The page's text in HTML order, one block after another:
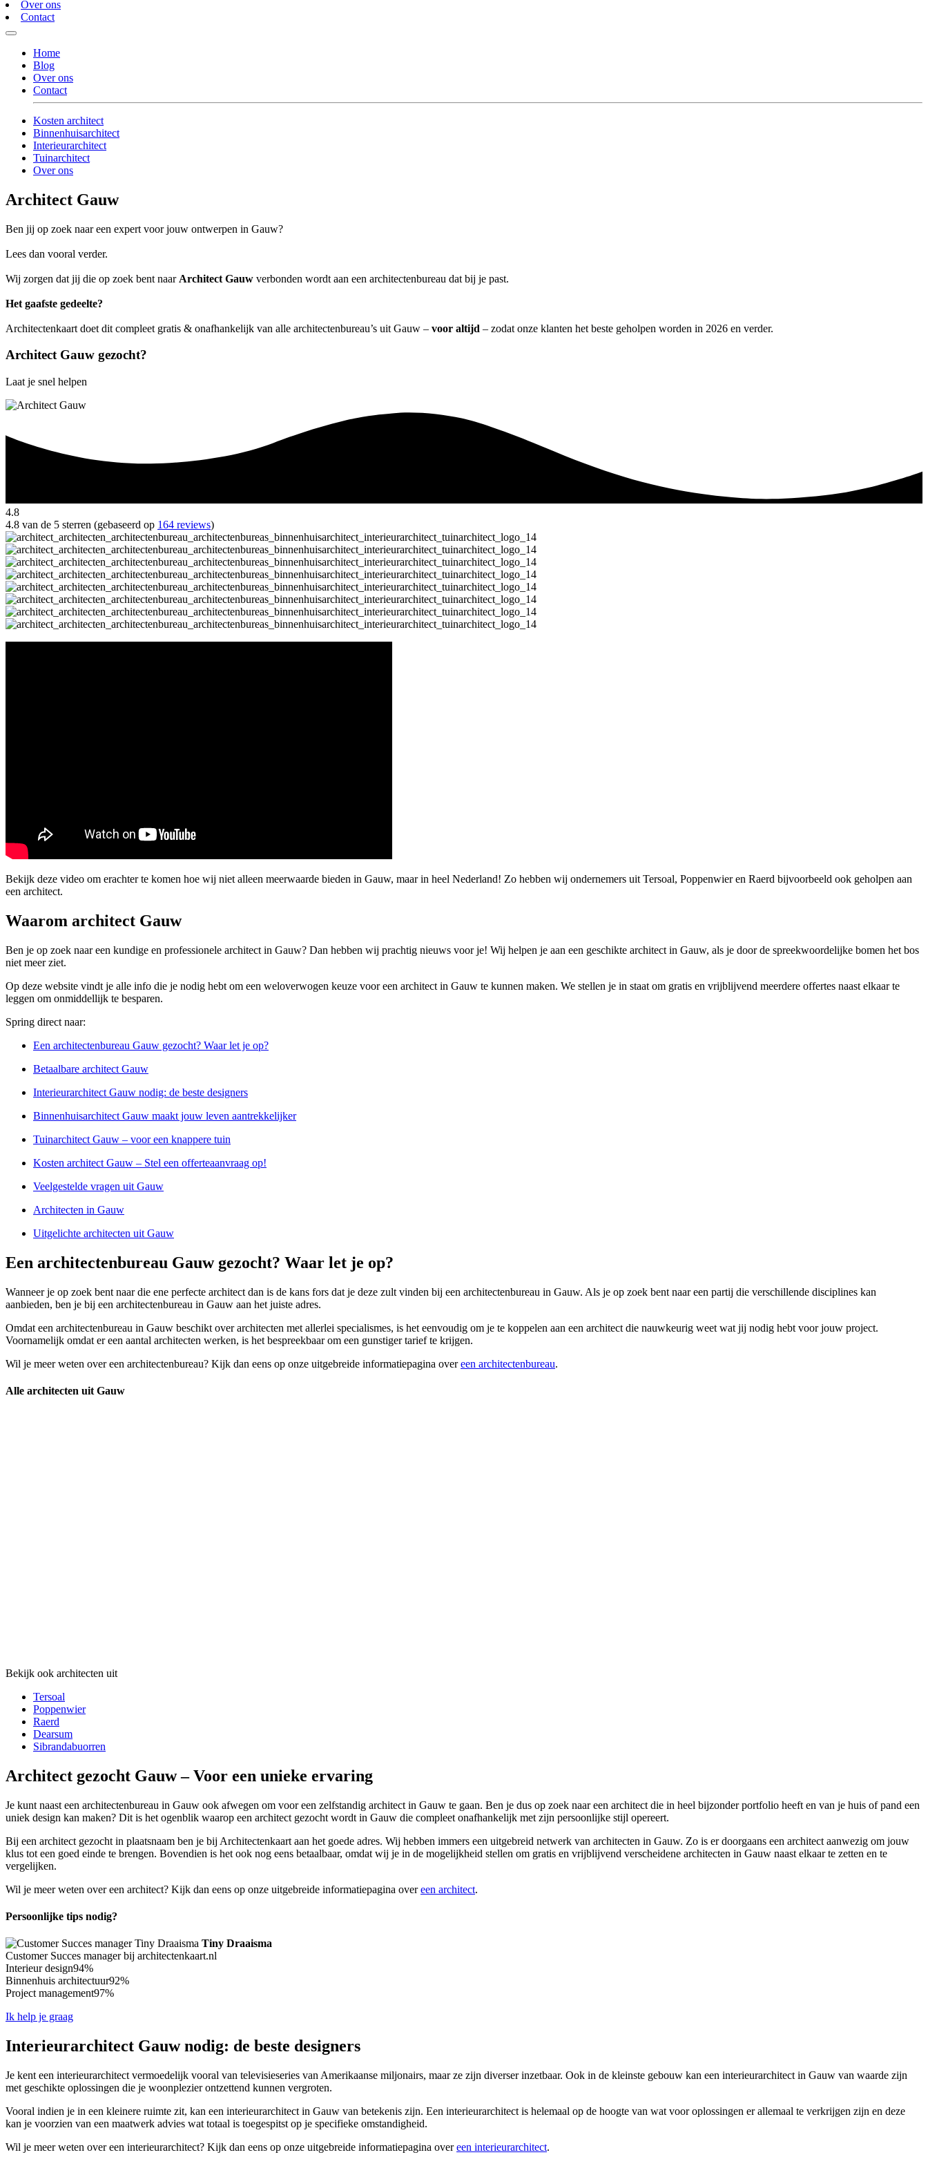
Over ons
Contact
Home
Blog
Over ons
Contact
Kosten architect
Binnenhuisarchitect
Interieurarchitect
Tuinarchitect
Over ons
Architect Gauw
Ben jij op zoek naar een expert voor jouw ontwerpen in Gauw?
Lees dan vooral verder.
Wij zorgen dat jij die op zoek bent naar Architect Gauw verbonden wordt aan een architectenbureau dat bij je past.
Het gaafste gedeelte?
Architectenkaart doet dit compleet gratis & onafhankelijk van alle architectenbureau’s uit Gauw – voor altijd – zodat onze klanten het beste geholpen worden in 2026 en verder.
Architect Gauw gezocht?
Laat je snel helpen
4.8
4.8 van de 5 sterren (gebaseerd op 164 reviews)
Bekijk deze video om erachter te komen hoe wij niet alleen meerwaarde bieden in Gauw, maar in heel Nederland! Zo hebben wij ondernemers uit Tersoal, Poppenwier en Raerd bijvoorbeeld ook geholpen aan
een architect.
Waarom architect Gauw
Ben je op zoek naar een kundige en professionele architect in Gauw? Dan hebben wij prachtig nieuws voor je! Wij helpen je aan een geschikte architect in Gauw, als je door de spreekwoordelijke bomen het bos
niet meer ziet.
Op deze website vindt je alle info die je nodig hebt om een weloverwogen keuze voor een architect in Gauw te kunnen maken. We stellen je in staat om gratis en vrijblijvend meerdere offertes naast elkaar te
leggen om onmiddellijk te besparen.
Spring direct naar:
Een architectenbureau Gauw gezocht? Waar let je op?
Betaalbare architect Gauw
Interieurarchitect Gauw nodig: de beste designers
Binnenhuisarchitect Gauw maakt jouw leven aantrekkelijker
Tuinarchitect Gauw – voor een knappere tuin
Kosten architect Gauw – Stel een offerteaanvraag op!
Veelgestelde vragen uit Gauw
Architecten in Gauw
Uitgelichte architecten uit Gauw
Een architectenbureau Gauw gezocht? Waar let je op?
Wanneer je op zoek bent naar die ene perfecte architect dan is de kans fors dat je deze zult vinden bij een architectenbureau in Gauw. Als je op zoek bent naar een partij die verschillende disciplines kan
aanbieden, ben je bij een architectenbureau in Gauw aan het juiste adres.
Omdat een architectenbureau in Gauw beschikt over architecten met allerlei specialismes, is het eenvoudig om je te koppelen aan een architect die nauwkeurig weet wat jij nodig hebt voor jouw project.
Voornamelijk omdat er een aantal architecten werken, is het bespreekbaar om een gunstiger tarief te krijgen.
Wil je meer weten over een architectenbureau? Kijk dan eens op onze uitgebreide informatiepagina overeen architectenbureau.
Alle architecten uit Gauw
Bekijk ook architecten uit
Tersoal
Poppenwier
Raerd
Dearsum
Sibrandabuorren
Architect gezocht Gauw – Voor een unieke ervaring
Je kunt naast een architectenbureau in Gauw ook afwegen om voor een zelfstandig architect in Gauw te gaan. Ben je dus op zoek naar een architect die in heel bijzonder portfolio heeft en van je huis of pand een
uniek design kan maken? Dit is het ogenblik waarop een architect gezocht wordt in Gauw die compleet onafhankelijk met zijn persoonlijke stijl opereert.
Bij een architect gezocht in plaatsnaam ben je bij Architectenkaart aan het goede adres. Wij hebben immers een uitgebreid netwerk van architecten in Gauw. Zo is er doorgaans een architect aanwezig om jouw
klus tot een goed einde te brengen. Bovendien is het ook nog eens betaalbaar, omdat wij je in de mogelijkheid stellen om gratis en vrijblijvend verscheidene architecten in Gauw naast elkaar te zetten en te
vergelijken.
Wil je meer weten over een architect? Kijk dan eens op onze uitgebreide informatiepagina overeen architect.
Persoonlijke tips nodig?
Tiny Draaisma
Customer Succes manager bij architectenkaart.nl
Interieur design94%
Binnenhuis architectuur92%
Project management97%
Ik help je graag
Interieurarchitect Gauw nodig: de beste designers
Je kent een interieurarchitect vermoedelijk vooral van televisieseries van Amerikaanse miljonairs, maar ze zijn diverser inzetbaar. Ook in de kleinste gebouw kan een interieurarchitect in Gauw van waarde zijn
met geschikte oplossingen die je woonplezier ontzettend kunnen vergroten.
Vooral indien je in een kleinere ruimte zit, kan een interieurarchitect in Gauw van betekenis zijn. Een interieurarchitect is helemaal op de hoogte van wat voor oplossingen er allemaal te verkrijgen zijn en deze
kan je voorzien van een maatwerk advies wat totaal is toegespitst op je specifieke omstandigheid.
Wil je meer weten over een interieurarchitect? Kijk dan eens op onze uitgebreide informatiepagina overeen interieurarchitect.